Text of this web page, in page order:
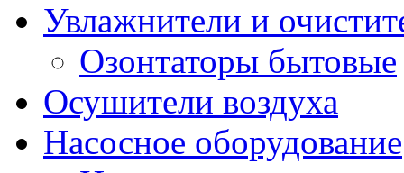
Увлажнители и
Озонтаторы бытовые
Осушители воздуха
Насосное оборудование